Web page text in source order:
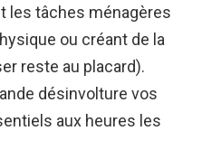
les tâches ménagères
ou créant de la
reste au placard).
désinvolture vos
aux heures les